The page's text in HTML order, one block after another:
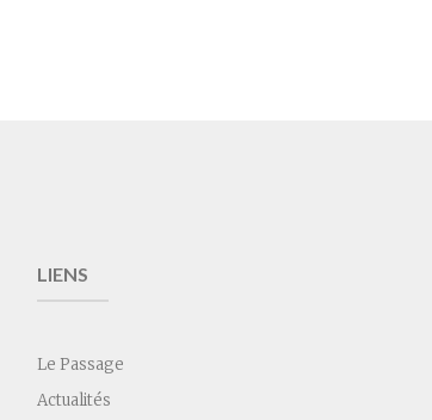
LIENS
Le Passage
Actualités